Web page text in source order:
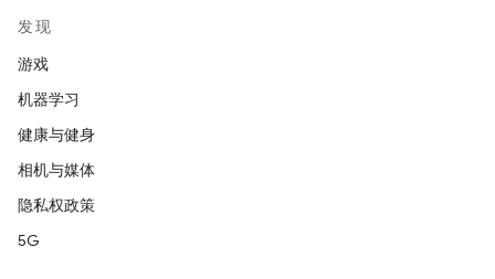
发现
游戏
机器学习
健康与健身
相机与媒体
隐私权政策
5G